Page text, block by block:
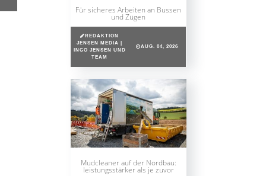
Für sicheres Arbeiten an Bussen
und Zügen
REDAKTION
JENSEN MEDIA |
INGO JENSEN UND
TEAM
AUG. 04, 2026
Mudcleaner auf der Nordbau:
leistungsstärker als je zuvor